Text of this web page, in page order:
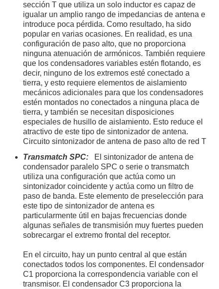
sección T que utiliza un solo inductor es capaz de
igualar un amplio rango de impedancias de antena e
introduce poca pérdida. Como resultado, ha sido
popular en varias ocasiones. En realidad, es una
configuración de paso alto, que no proporciona
ninguna atenuación de armónicos. También requiere
que los condensadores variables estén flotando, es
decir, ninguno de los extremos esté conectado a
tierra, y esto requiere elementos de aislamiento
mecánicos adicionales para que los condensadores
estén montados no conectados a ninguna placa de
tierra, y también se necesitan disposiciones
especiales de husillo de aislamiento. Esto reduce el
atractivo de este tipo de sintonizador de antena.
Circuito sintonizador de antena de paso alto de red T
Transmatch SPC: El sintonizador de antena de
condensador paralelo SPC o serie o transmatch
utiliza una configuración que actúa como un
sintonizador coincidente y actúa como un filtro de
paso de banda. Este elemento de preselección para
este tipo de sintonizador de antena es
particularmente útil en bajas frecuencias donde
algunas señales de transmisión muy fuertes pueden
sobrecargar el extremo frontal del receptor.
En el circuito, hay un punto central al que están
conectados todos los componentes. El condensador
C1 proporciona la correspondencia variable con el
transmisor. El condensador C3 proporciona la